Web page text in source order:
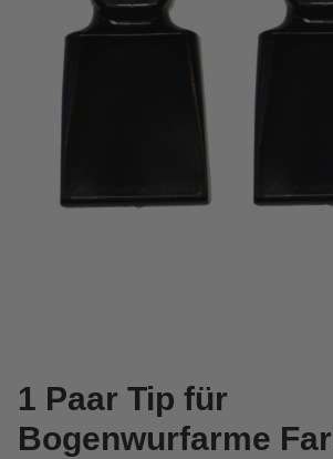
1 Paar Tip für
Bogenwurfarme